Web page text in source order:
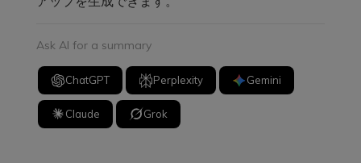
Ask AI for a summary
ChatGPT Perplexity Gemini
Claude Grok